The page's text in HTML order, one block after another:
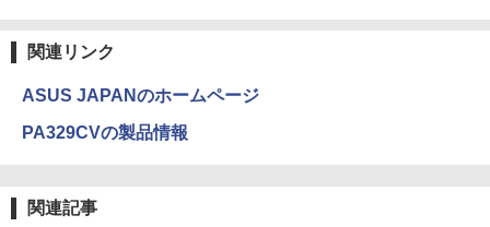
関連リンク
ASUS JAPANのホームページ
PA329CVの製品情報
関連記事